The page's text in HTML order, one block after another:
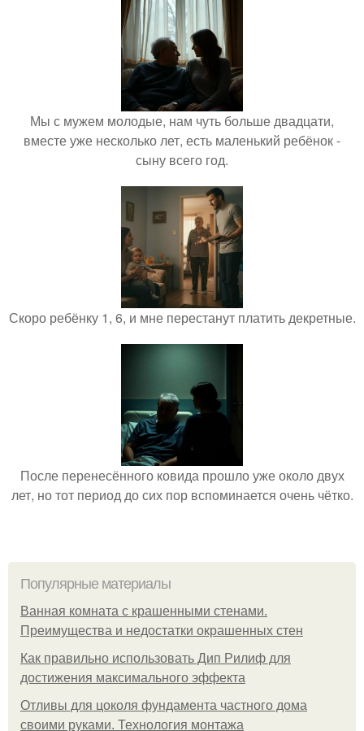
Мы с мужем молодые, нам чуть больше двадцати,
вместе уже несколько лет, есть маленький ребёнок -
сыну всего год.
Скоро ребёнку 1, 6, и мне перестанут платить декретные.
После перенесённого ковида прошло уже около двух
лет, но тот период до сих пор вспоминается очень чётко.
Популярные материалы
Ванная комната с крашенными стенами.
Преимущества и недостатки окрашенных стен
Как правильно использовать Дип Рилиф для
достижения максимального эффекта
Отливы для цоколя фундамента частного дома
своими руками. Технология монтажа